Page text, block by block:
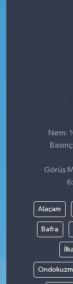
Nem:
Görüş
Alaçam
Bafra